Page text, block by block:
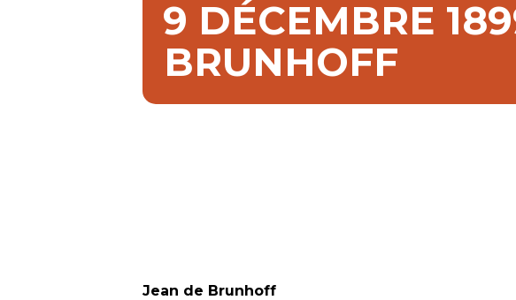
9 DÉCEMBRE
BRUNHOFF
Jean de Brunhoff